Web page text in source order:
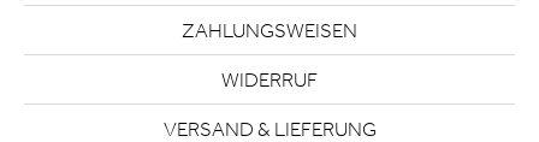
ZAHLUNGSWEISEN
WIDERRUF
VERSAND & LIEFERUNG